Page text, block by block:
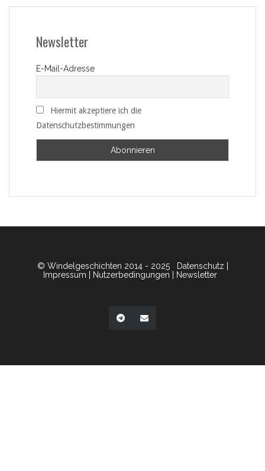
Newsletter
E-Mail-Adresse
Hiermit akzeptiere ich die
Datenschutzbestimmungen
© Windelgeschichten 2014 - 2025 Datenschutz
Impressum
Nutzerbedingungen Newsletter